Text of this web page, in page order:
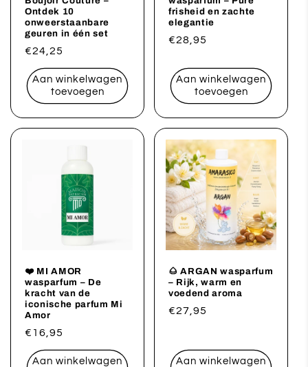
Ontdek 10
onweerstaanbare
geuren in één set
Normale
prijs
€24,25
Aan winkelwagen
toevoegen
frisheid en zachte
elegantie
Normale
€28,95
Aan winkelwagen
toevoegen
❤️ MI AMOR
wasparfum – De
kracht van de
iconische parfum Mi
Amor
Normale
prijs
€16,95
Aan winkelwagen
🌰 ARGAN wasparfum
– Rijk, warm en
voedend aroma
Normale
€27,95
Aan winkelwagen